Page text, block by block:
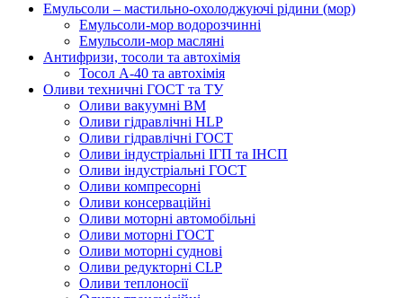
Емульсоли – мастильно-охолоджуючі рідини (мор)
Емульсоли-мор водорозчинні
Емульсоли-мор масляні
Антифризи, тосоли та автохімія
Тосол А-40 та автохімія
Оливи техничні ГОСТ та ТУ
Оливи вакуумні ВМ
Оливи гідравлічні HLP
Оливи гідравлічні ГОСТ
Оливи індустріальні ІГП та ІНСП
Оливи індустріальні ГОСТ
Оливи компресорні
Оливи консерваційні
Оливи моторні автомобільні
Оливи моторні ГОСТ
Оливи моторні суднові
Оливи редукторні CLP
Оливи теплоносії